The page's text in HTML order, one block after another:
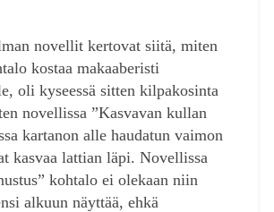
novellit kertovat siitä, miten
kostaa makaaberisti
oli kyseessä sitten kilpakosinta
novellissa ”Kasvavan kullan
kartanon alle haudatun vaimon
kasvaa lattian läpi. Novellissa
kohtalo ei olekaan niin
alkuun näyttää, ehkä